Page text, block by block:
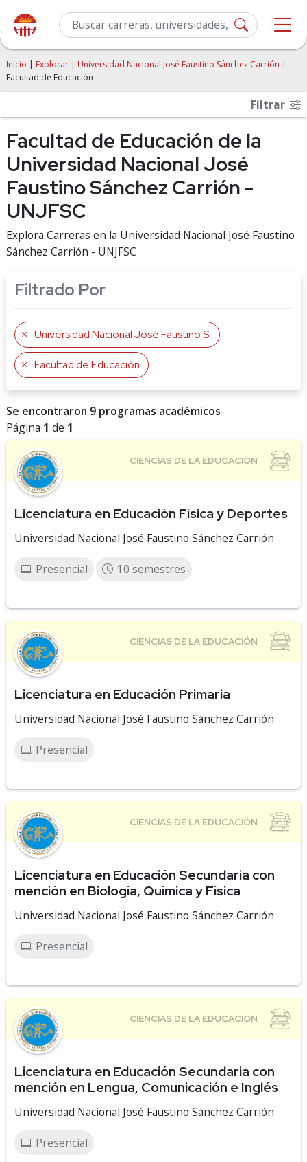
Inicio | Explorar | Universidad Nacional José Faustino Sánchez Carrión |
Facultad de Educación
Filtrar
Facultad de Educación de la
Universidad Nacional José
Faustino Sánchez Carrión -
UNJFSC
Explora Carreras en la Universidad Nacional José Faustino
Sánchez Carrión - UNJFSC
Filtrado Por
Universidad Nacional José Faustino Sánchez Carrión
Facultad de Educación
Se encontraron 9 programas académicos
Página 1 de 1
Licenciatura en Educación Física y Deportes
Universidad Nacional José Faustino Sánchez Carrión
Presencial 10 semestres
Licenciatura en Educación Primaria
Universidad Nacional José Faustino Sánchez Carrión
Presencial
Licenciatura en Educación Secundaria con
mención en Biología, Química y Física
Universidad Nacional José Faustino Sánchez Carrión
Presencial
Licenciatura en Educación Secundaria con
mención en Lengua, Comunicación e Inglés
Universidad Nacional José Faustino Sánchez Carrión
Presencial